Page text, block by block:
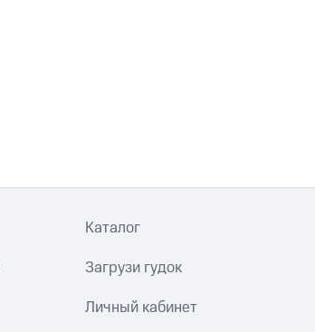
Каталог
Загрузи гудок
Личный кабинет